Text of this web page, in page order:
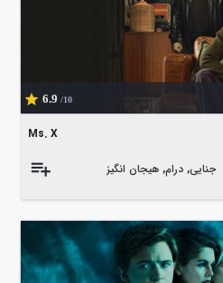
6.9 /10
Ms. X
جنایی, درام, هیجان انگیز